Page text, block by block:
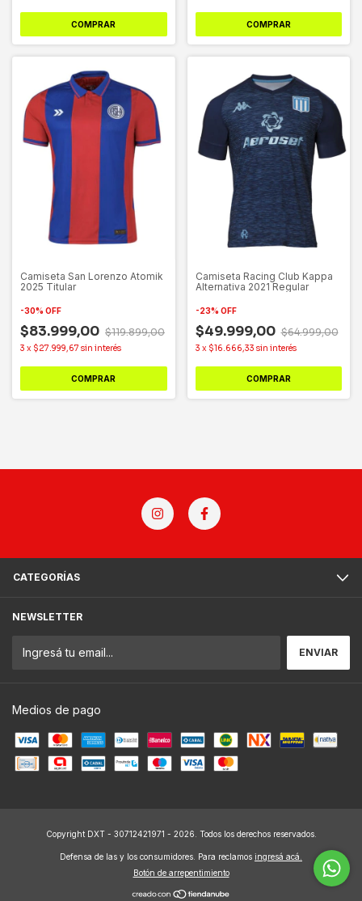
COMPRAR COMPRAR
Camiseta San Lorenzo Atomik
2025 Titular
-30% OFF
$83.999,00 $119.899,00
3 x $27.999,67 sin interés
COMPRAR
Camiseta Racing Club Kappa
Alternativa 2021 Regular
-23% OFF
$49.999,00 $64.999,00
3 x $16.666,33 sin interés
COMPRAR
CATEGORÍAS
NEWSLETTER
Medios de pago
Copyright DXT - 30712421971 - 2026. Todos los derechos reservados.
Defensa de las y los consumidores. Para reclamos ingresá acá.
Botón de arrepentimiento